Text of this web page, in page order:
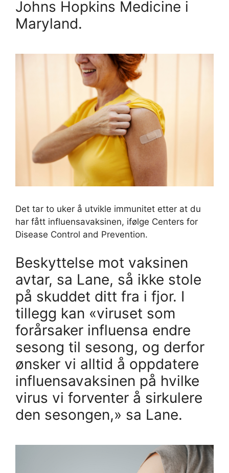
Johns Hopkins Medicine i
Maryland.
Det tar to uker å utvikle immunitet etter at du
har fått influensavaksinen, ifølge Centers for
Disease Control and Prevention.
Beskyttelse mot vaksinen
avtar, sa Lane, så ikke stole
på skuddet ditt fra i fjor. I
tillegg kan «viruset som
forårsaker influensa endre
sesong til sesong, og derfor
ønsker vi alltid å oppdatere
influensavaksinen på hvilke
virus vi forventer å sirkulere
den sesongen,» sa Lane.